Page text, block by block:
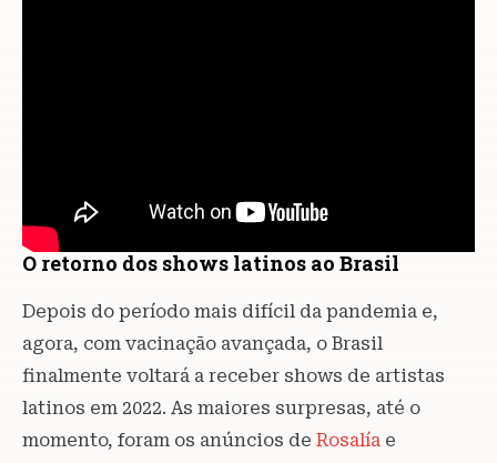
O retorno dos shows latinos ao Brasil
Depois do período mais difícil da pandemia e,
agora, com vacinação avançada, o Brasil
finalmente voltará a receber shows de artistas
latinos em 2022. As maiores surpresas, até o
momento, foram os anúncios de Rosalía e